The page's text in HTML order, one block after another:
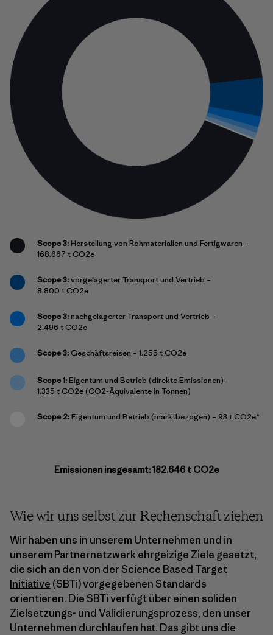
Scope 3:Herstellung von Rohmaterialien und Fertigwaren –
168.667 t CO2e
Scope 3:vorgelagerter Transport und Vertrieb –
8.800 t CO2e
Scope 3:nachgelagerter Transport und Vertrieb –
2.496 t CO2e
Scope 3:Geschäftsreisen – 1.255 t CO2e
Scope 1:Eigentum und Betrieb (direkte Emissionen) –
1.335 t CO2e (CO2-Äquivalente in Tonnen)
Scope 2:Eigentum und Betrieb (marktbezogen) – 93 t CO2e*
Emissionen insgesamt: 182.646 t CO2e
Wie wir uns selbst zur Rechenschaft ziehen
Wir haben uns in unserem Unternehmen und in
unserem Partnernetzwerk ehrgeizige Ziele gesetzt,
die sich an den von derScience Based Target
Initiative (SBTi) vorgegebenen Standards
orientieren. Die SBTi verfügt über einen soliden
Zielsetzungs- und Validierungsprozess, den unser
Unternehmen durchlaufen hat. Das gibt uns die